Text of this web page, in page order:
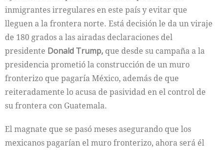
inmigrantes irregulares en este país y evitar que
lleguen a la frontera norte. Está decisión le da un viraje
de 180 grados a las airadas declaraciones del
presidente Donald Trump, que desde su campaña a la
presidencia prometió la construcción de un muro
fronterizo que pagaría México, además de que
reiteradamente lo acusa de pasividad en el control de
su frontera con Guatemala.
El magnate que se pasó meses asegurando que los
mexicanos pagarían el muro fronterizo, ahora será él